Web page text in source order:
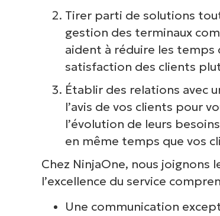
Tirer parti de solutions
gestion des terminaux
aident à réduire les temps
satisfaction des clients
Établir des relations avec
l’avis de vos clients pour
l’évolution de leurs
en même temps que vos
Chez NinjaOne, nous joignons
l’excellence du service
Une communication